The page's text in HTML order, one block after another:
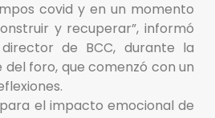
covid y en un momento
y recuperar”, informó
de BCC, durante la
foro, que comenzó con un
el impacto emocional de